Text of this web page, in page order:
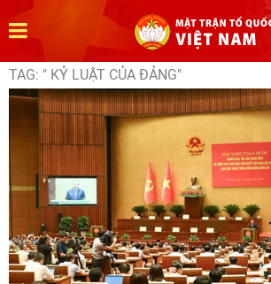
TAG: " KỶ LUẬT CỦA ĐẢNG"